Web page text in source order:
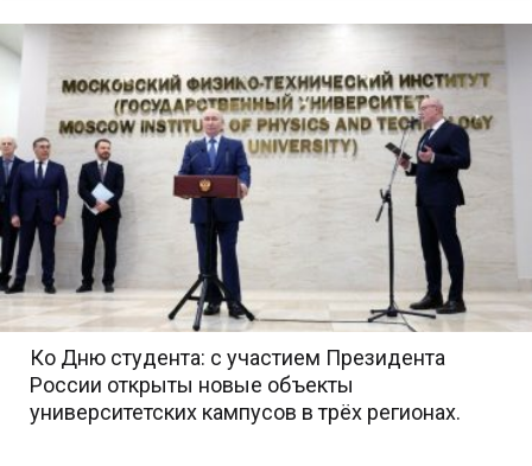
Ко Дню студента: с участием Президента
России открыты новые объекты
университетских кампусов в трёх регионах.